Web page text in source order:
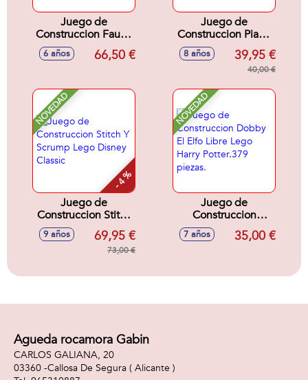
Juego de
Construccion Fauna
Salvaje: León
Majestuoso Lego
6 años 66,50 €
Juego de
Construccion Piano
Musical Decorativo
Con Gato Lego
Lego Creator
8 años 39,95 €
40,00 €
NOVEDAD
- 4 %
Juego de
Construccion Stitch
Y Scrump Lego
Disney Classic
9 años 69,95 €
73,00 €
NOVEDAD
Juego de
Construccion
Dobby El Elfo Libre
Lego Harry
7 años 35,00 €
Agueda rocamora Gabin
CARLOS GALIANA, 20
03360 -Callosa De Segura ( Alicante )